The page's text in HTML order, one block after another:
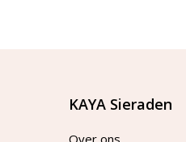
KAYA Sieraden
Over ons